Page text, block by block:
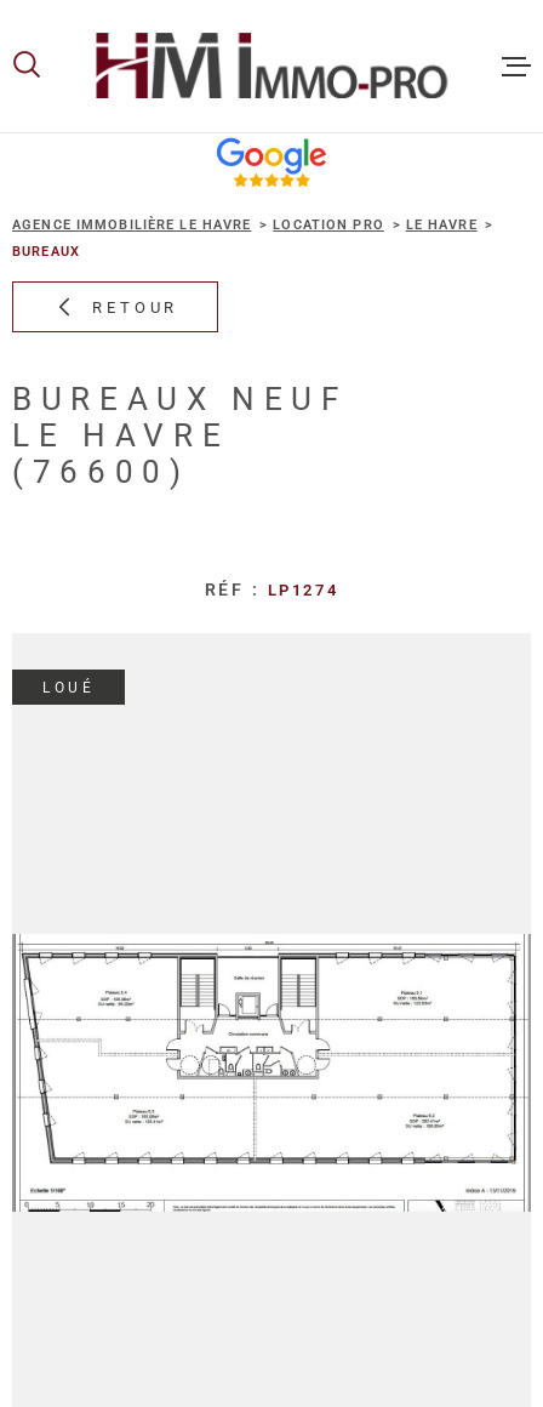
lamenu
contenu
AGENCE IMMOBILIÈRE LE HAVRE LOCATION PRO
LE HAVRE
BUREAUX
RETOUR
BUREAUX NEUF
LE HAVRE
(76600)
RÉF : LP1274
LOUÉ